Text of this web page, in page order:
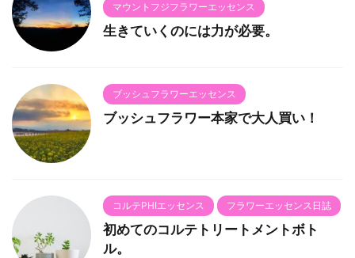
マウントフジフラワーエッセンス
生きていくのには力が必要。
ブッシュフラワーエッセンス
ブッシュフラワー本家で大人買い！
コルテPHIエッセンス フラワーエッセンス日誌
初めてのコルテトリートメントボト
ル。